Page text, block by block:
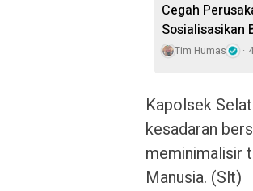
Cegah
Sosialisasikan
Tim Humas
‎Kapolsek
kesadaran
meminimalisir
Manusia. (Slt)